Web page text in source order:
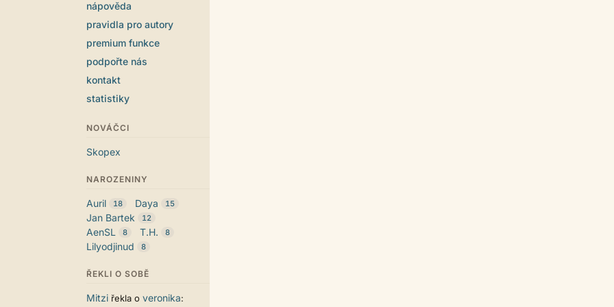
nápověda
pravidla pro autory
premium funkce
podpořte nás
kontakt
statistiky
NOVÁČCI
Skopex
NAROZENINY
Auril 18 Daya 15
Jan Bartek 12
AenSL 8 T.H. 8
Lilyodjinud 8
ŘEKLI O SOBĚ
Mitzi řekla o veronika: